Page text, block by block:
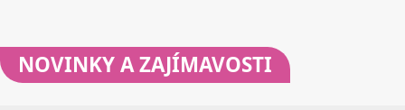
NOVINKYA ZAJÍMAVOSTI